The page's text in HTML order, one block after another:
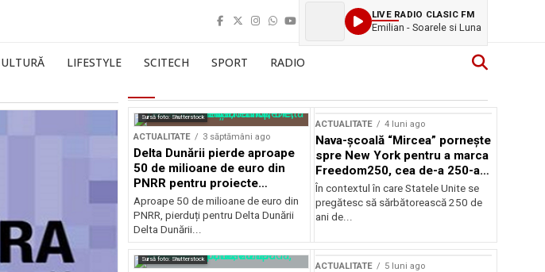
LIVE RADIO CLASIC FM
Emilian - Soarele si Luna
LIFESTYLE SCITECH SPORT RADIO
Sursă foto: Shutterstock
ACTUALITATE 3 săptămâni ago
Delta Dunării pierde aproape
50 de milioane de euro din
PNRR pentru proiecte
esențiale
Aproape 50 de milioane de euro din
PNRR, pierduți pentru Delta Dunării
Delta Dunării...
ACTUALITATE 4 luni ago
Nava-școală “Mircea” pornește
spre New York pentru a marca
Freedom250, cea de-a 250-a
aniversare a Statelor Unite
În contextul în care Statele Unite se
pregătesc să sărbătorească 250 de
ani de...
Sursă foto: Shutterstock
ACTUALITATE 5 luni ago